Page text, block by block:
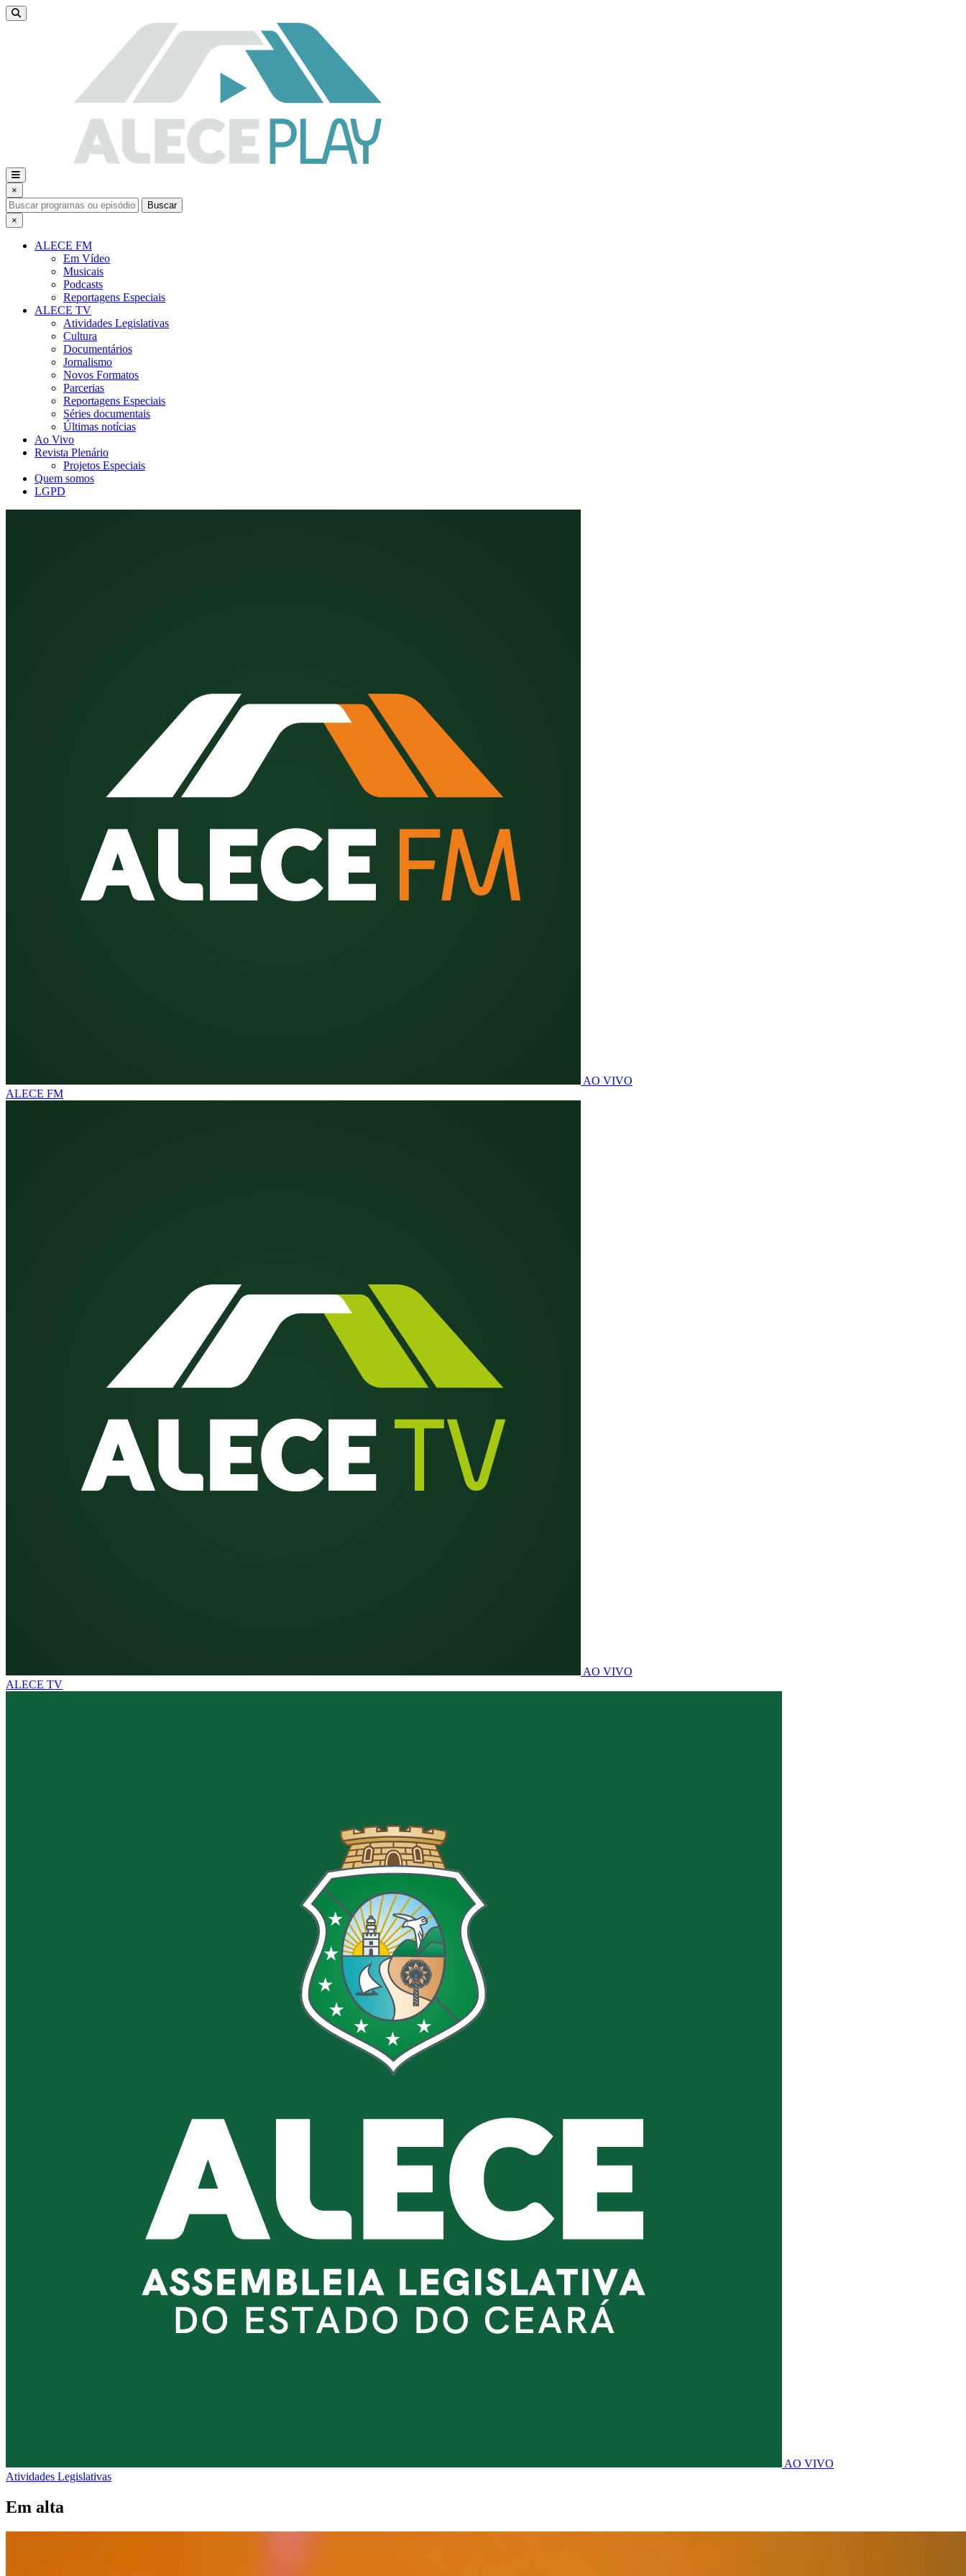
×
Buscar
×
ALECE FM
Em Vídeo
Musicais
Podcasts
Reportagens Especiais
ALECE TV
Atividades Legislativas
Cultura
Documentários
Jornalismo
Novos Formatos
Parcerias
Reportagens Especiais
Séries documentais
Últimas notícias
Ao Vivo
Revista Plenário
Projetos Especiais
Quem somos
LGPD
AO VIVO
ALECE FM
AO VIVO
ALECE TV
AO VIVO
Atividades Legislativas
Em alta